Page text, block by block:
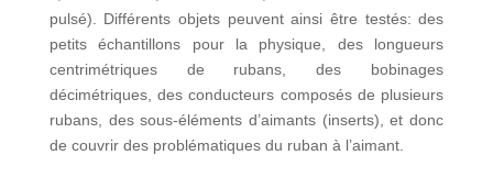
pulsé). Différents objets peuvent ainsi être testés: des
petits échantillons pour la physique, des longueurs
centrimétriques de rubans, des bobinages
décimétriques, des conducteurs composés de plusieurs
rubans, des sous-éléments d’aimants (inserts), et donc
de couvrir des problématiques du ruban à l’aimant.